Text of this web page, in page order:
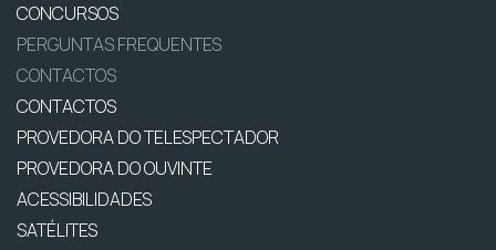
CONCURSOS
PERGUNTAS FREQUENTES
CONTACTOS
CONTACTOS
PROVEDORA DO TELESPECTADOR
PROVEDORA DO OUVINTE
ACESSIBILIDADES
SATÉLITES